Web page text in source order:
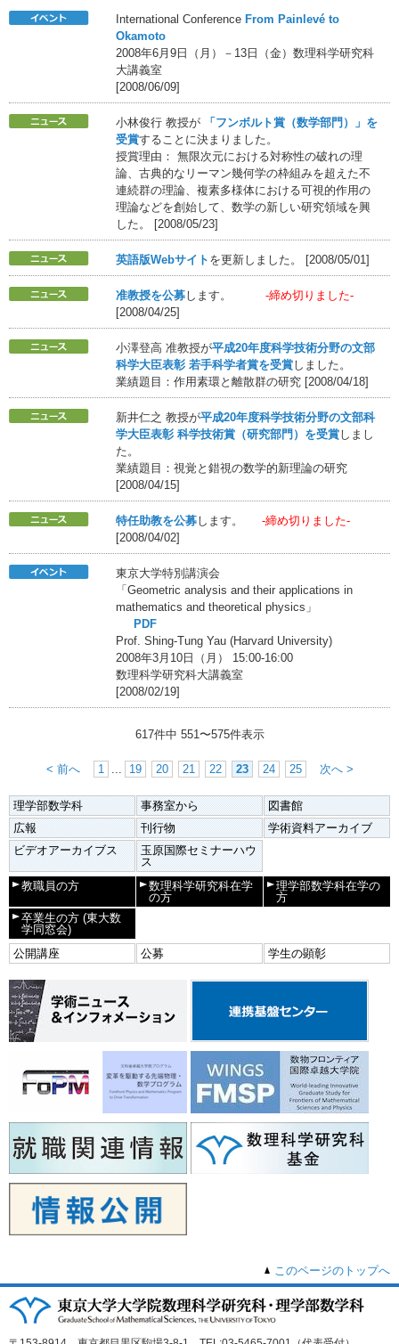
International Conference From Painlevé to
Okamoto
2008年6月9日（月）－13日（金）数理科学研究科
大講義室
[2008/06/09]
小林俊行 教授が
「フンボルト賞（数学部門）」を
受賞することに決まりました。
授賞理由： 無限次元における対称性の破れの理
論、古典的なリーマン幾何学の枠組みを超えた不
連続群の理論、複素多様体における可視的作用の
理論などを創始して、数学の新しい研究領域を興
した。 [2008/05/23]
英語版Webサイト を更新しました。 [2008/05/01]
准教授を公募します。
-締め切りました-
[2008/04/25]
小澤登高 准教授が平成20年度科学技術分野の文部
科学大臣表彰 若手科学者賞を受賞しました。
業績題目：作用素環と離散群の研究 [2008/04/18]
新井仁之 教授が平成20年度科学技術分野の文部科
学大臣表彰 科学技術賞（研究部門）を受賞しまし
た。
業績題目：視覚と錯視の数学的新理論の研究
[2008/04/15]
特任助教を公募します。
-締め切りました-
[2008/04/02]
東京大学特別講演会
「Geometric analysis and their applications in
mathematics and theoretical physics」
PDF
Prof. Shing-Tung Yau (Harvard University)
2008年3月10日（月） 15:00-16:00
数理科学研究科大講義室
[2008/02/19]
617件中 551〜575件表示
< 前へ 1 19 20 21 22 23 24 25 次へ >
理学部数学科 事務室から
図書館
広報
刊行物
学術資料アーカイブ
ビデオアーカイブス
玉原国際セミナーハウ
ス
教職員の方
数理科学研究科在学
の方
理学部数学科在学の
方
卒業生の方 (東大数
学同窓会)
公開講座
公募 学生の顕彰
このページのトップへ